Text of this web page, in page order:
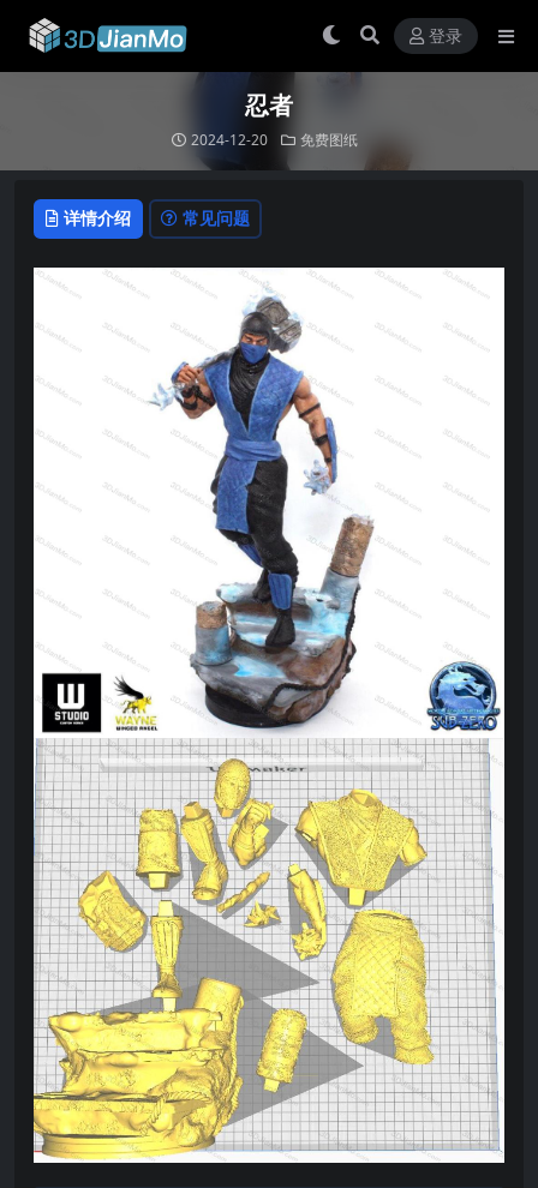
登录
忍者
2024-12-20 免费图纸
详情介绍 常见问题